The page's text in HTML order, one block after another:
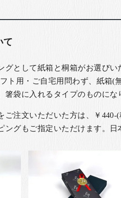
て
グとして紙箱と桐箱がお選び
ト用・ご自宅用問わず、紙箱
箸袋に入れるタイプのものにな
ご注文いただいた方は、￥440-
ングもご指定いただけます。